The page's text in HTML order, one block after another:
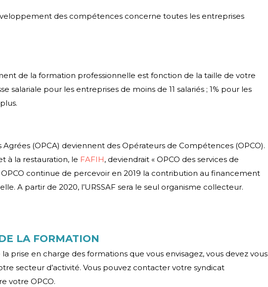
des compétences concerne toutes les entreprises
de la formation professionnelle est fonction de la taille de votre
salariale pour les entreprises de moins de 11 salariés ; 1% pour les
(OPCA) deviennent des Opérateurs de Compétences (OPCO).
à la restauration, le FAFIH, deviendrait « OPCO des services de
continue de percevoir en 2019 la contribution au financement
A partir de 2020, l’URSSAF sera le seul organisme collecteur.
LA FORMATION
prise en charge des formations que vous envisagez, vous devez vous
secteur d’activité. Vous pouvez contacter votre syndicat
votre OPCO.